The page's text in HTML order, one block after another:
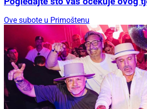
Ove subote u Primoštenu